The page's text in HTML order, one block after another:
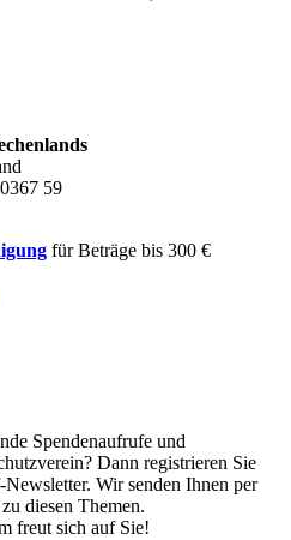
59
für Beträge bis 300 €
Spendenaufrufe und
Dann registrieren Sie
Wir senden Ihnen per
diesen Themen.
freut sich auf Sie!